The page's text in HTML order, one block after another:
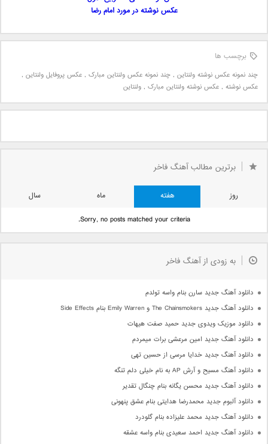
عکس نوشته در مورد امام رضا
برچسب ها
چند نمونه عکس نوشته ولنتاین , چند نمونه عکس ولنتاین مبارک , عکس پروفایل ولنتاین ,
عکس نوشته , عکس نوشته ولنتاین مبارک , ولنتاین
برترین مطالب آهنگ فاخر
روز هفته ماه
سال
Sorry, no posts matched your criteria.
به زودی از آهنگ فاخر
دانلود آهنگ جدید سارن بنام واسه تولدم
دانلود آهنگ جدید The Chainsmokers و Emily Warren بنام Side Effects
دانلود موزیک ویدوی جدید حمید صفت هیهات
دانلود آهنگ جدید امین مرعشی برات میمردم
دانلود آهنگ جدید خدایا مرسی از حسین تهی
دانلود آهنگ مسیح و آرش AP به نام خیلی دلم تنگه
دانلود آهنگ جدید محسن یگانه بنام چنگال تقدیر
دانلود آلبوم جدید محمدرضا هدایتی بنام عشق پنهونی
دانلود آهنگ جدید محمد علیزاده بنام گلودرد
دانلود آهنگ جدید احمد سعیدی بنام واسه عشقه